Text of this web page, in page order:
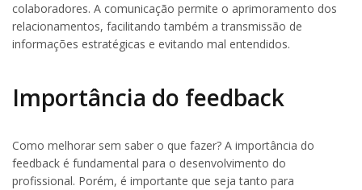
colaboradores. A comunicação permite o aprimoramento dos
relacionamentos, facilitando também a transmissão de
informações estratégicas e evitando mal entendidos.
Importância do feedback
Como melhorar sem saber o que fazer? A importância do
feedback é fundamental para o desenvolvimento do
profissional. Porém, é importante que seja tanto para